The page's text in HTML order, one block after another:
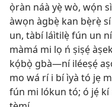
ọ̀ràn náà yẹ̀ wò, wọ́n
àwọn àgbẹ̀ kan bẹ̀rẹ̀
un, tàbí láìtilẹ̀ fún un
màmá mi lọ ń ṣiṣẹ́
kọ́bọ̀ gbà—ní iléeṣẹ́
mo wá rí i bí ìyà tó jẹ
fún mi lókun tó; ó jẹ́